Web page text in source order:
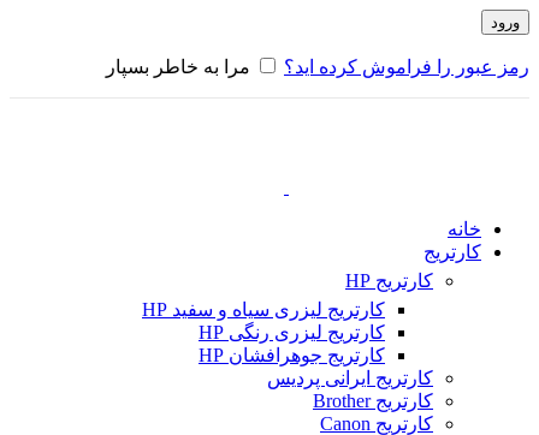
ورود
رمز عبور را فراموش کرده اید؟ مرا به خاطر بسپار
خانه
کارتریج
کارتریج HP
کارتریج لیزری سیاه و سفید HP
کارتریج لیزری رنگی HP
کارتریج جوهرافشان HP
کارتریج ایرانی پردیس
کارتریج Brother
کارتریج Canon